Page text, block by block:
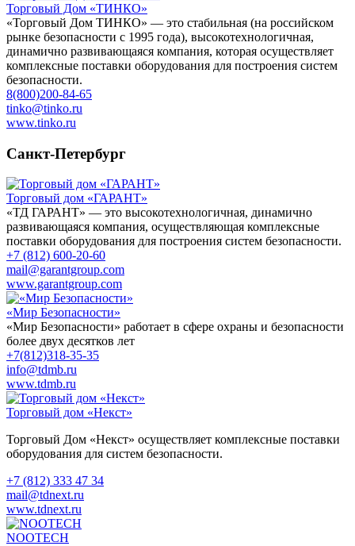
Торговый Дом «ТИНКО»
«Торговый Дом ТИНКО» — это стабильная (на российском
рынке безопасности с 1995 года), высокотехнологичная,
динамично развивающаяся компания, которая осуществляет
комплексные поставки оборудования для построения систем
безопасности.
8(800)200-84-65
tinko@tinko.ru
www.tinko.ru
Санкт-Петербург
Торговый дом «ГАРАНТ»
«ТД ГАРАНТ» — это высокотехнологичная, динамично
развивающаяся компания, осуществляющая комплексные
поставки оборудования для построения систем безопасности.
+7 (812) 600-20-60
mail@garantgroup.com
www.garantgroup.com
«Мир Безопасности»
«Мир Безопасности» работает в сфере охраны и безопасности
более двух десятков лет
+7(812)318-35-35
info@tdmb.ru
www.tdmb.ru
Торговый дом «Некст»
Торговый Дом «Некст» осуществляет комплексные поставки
оборудования для систем безопасности.
+7 (812) 333 47 34
mail@tdnext.ru
www.tdnext.ru
NOOTECH